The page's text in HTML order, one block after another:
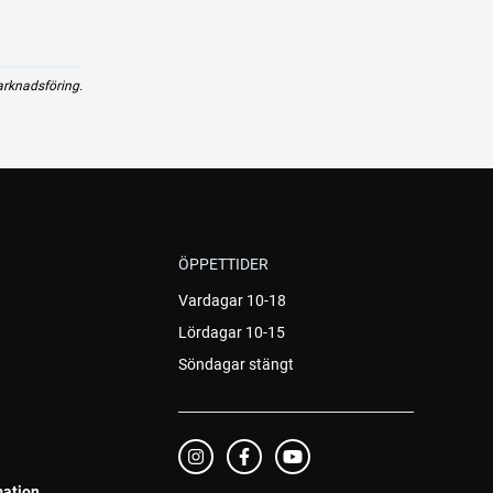
ÖPPETTIDER
Vardagar 10-18
Lördagar 10-15
Söndagar stängt